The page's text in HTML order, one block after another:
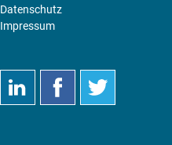
Datenschutz
Impressum